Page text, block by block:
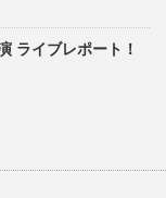
ライブレポート！